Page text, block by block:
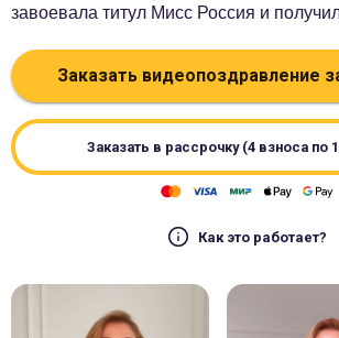
завоевала титул Мисс Россия и
Заказать видеопоздравление
Заказать в рассрочку (4 взноса по
Как это работает?